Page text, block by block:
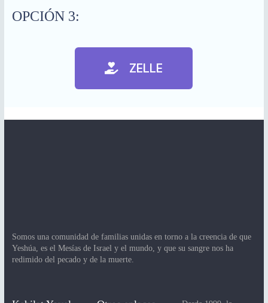
OPCIÓN 3:
ZELLE
Somos una comunidad de familias unidas en torno a la creencia de que
Yeshúa, es el Mesías de Israel y el mundo, y que su sangre nos ha
redimido del pecado y de la muerte.